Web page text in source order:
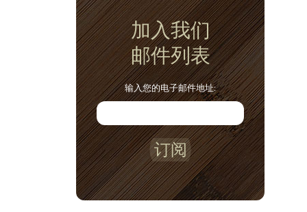
加入我们
邮件列表
输入您的电子邮件地址:
订阅